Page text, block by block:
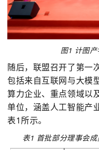
图1 计图
随后，联盟召开了第一
包括来自互联网与大模
算力企业、重点领域以
单位，涵盖人工智能产
表1 所示。
表1 首批部分理事会